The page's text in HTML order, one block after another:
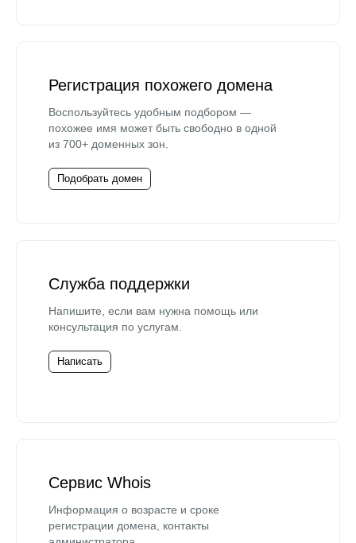
Регистрация похожего домена
Воспользуйтесь удобным подбором —
похожее имя может быть свободно в одной
из 700+ доменных зон.
Подобрать домен
Служба поддержки
Напишите, если вам нужна помощь или
консультация по услугам.
Написать
Сервис Whois
Информация о возрасте и сроке
регистрации домена, контакты